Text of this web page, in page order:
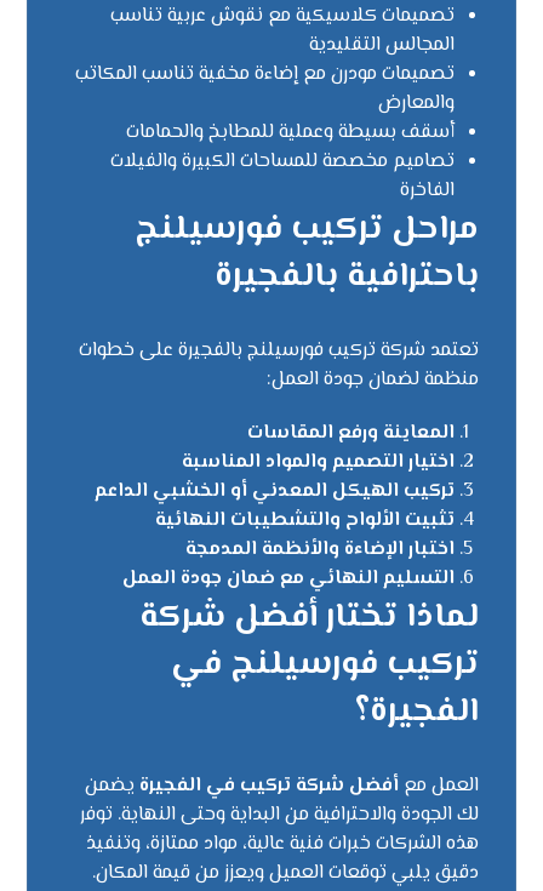
تصميمات كلاسيكية مع نقوش عربية تناسب
المجالس التقليدية
تصميمات مودرن مع إضاءة مخفية تناسب المكاتب
والمعارض
أسقف بسيطة وعملية للمطابخ والحمامات
تصاميم مخصصة للمساحات الكبيرة والفيلات
الفاخرة
مراحل تركيب فورسيلنج
باحترافية بالفجيرة
تعتمد شركة تركيب فورسيلنج بالفجيرة على خطوات
منظمة لضمان جودة العمل:
المعاينة ورفع المقاسات
اختيار التصميم والمواد المناسبة
تركيب الهيكل المعدني أو الخشبي الداعم
تثبيت الألواح والتشطيبات النهائية
اختبار الإضاءة والأنظمة المدمجة
التسليم النهائي مع ضمان جودة العمل
لماذا تختار أفضل شركة
تركيب فورسيلنج في
الفجيرة؟
العمل معأفضل شركة تركيب في الفجيرة يضمن
لك الجودة والاحترافية من البداية وحتى النهاية. توفر
هذه الشركات خبرات فنية عالية، مواد ممتازة، وتنفيذ
دقيق يلبي توقعات العميل ويعزز من قيمة المكان.